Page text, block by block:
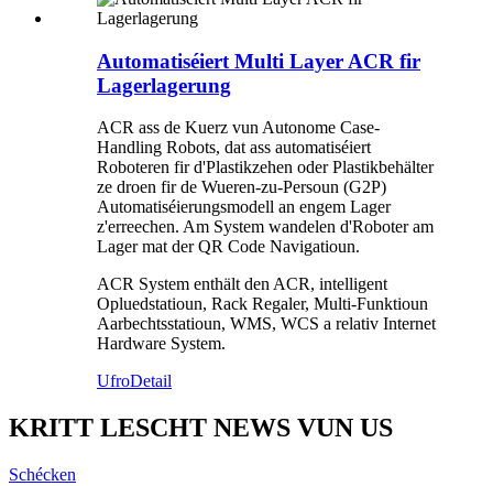
Automatiséiert Multi Layer ACR fir
Lagerlagerung
ACR ass de Kuerz vun Autonome Case-
Handling Robots, dat ass automatiséiert
Roboteren fir d'Plastikzehen oder Plastikbehälter
ze droen fir de Wueren-zu-Persoun (G2P)
Automatiséierungsmodell an engem Lager
z'erreechen. Am System wandelen d'Roboter am
Lager mat der QR Code Navigatioun.
ACR System enthält den ACR, intelligent
Opluedstatioun, Rack Regaler, Multi-Funktioun
Aarbechtsstatioun, WMS, WCS a relativ Internet
Hardware System.
UfroDetail
KRITT LESCHT NEWS VUN US
Schécken